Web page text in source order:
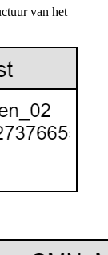
van het